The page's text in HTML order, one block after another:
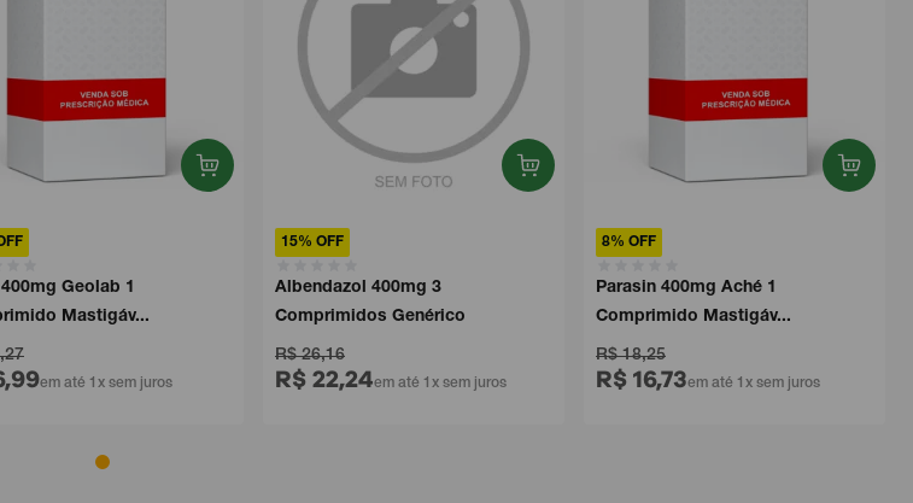
Geolab 1
Mastigáv...
em até 1x sem juros
15% OFF
Albendazol 400mg 3
Comprimidos Genérico
R$ 26,16
R$ 22,24em até 1x sem juros
8% OFF
Parasin 400mg Aché 1
Comprimido Mastigáv...
R$ 18,25
R$ 16,73em até 1x sem juros